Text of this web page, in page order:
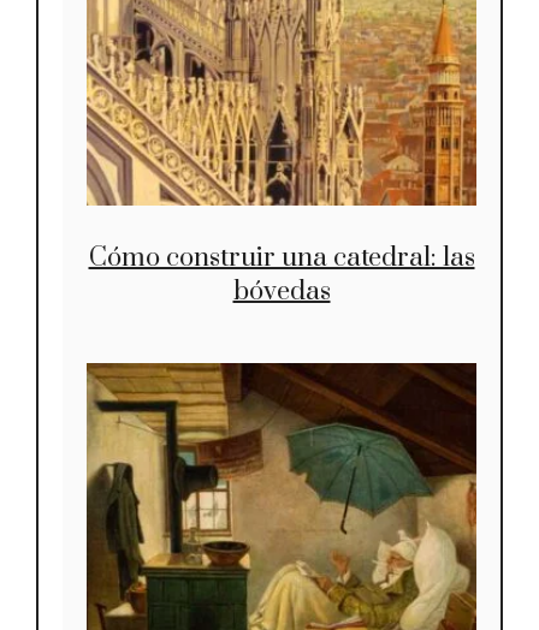
Cómo construir una catedral: las
bóvedas